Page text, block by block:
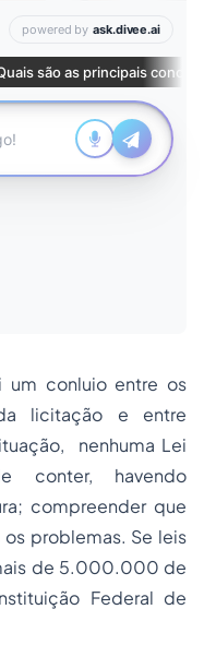
conluio entre os
licitação e entre
nenhuma Lei
conter, havendo
compreender que
problemas. Se leis
de 5.000.000 de
Federal de